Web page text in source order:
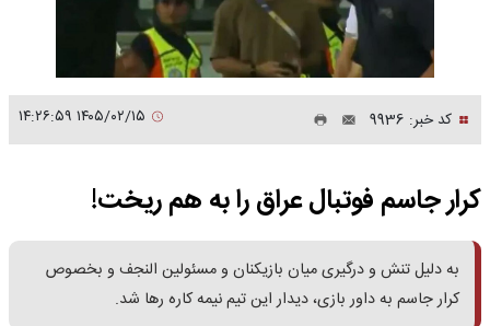
کد خبر: 9936
کرار جاسم فوتبال عراق را به هم ریخت!
به دلیل تنش و درگیری میان بازیکنان و مسئولین النجف و بخصوص
کرار جاسم به داور بازی، دیدار این تیم نیمه کاره رها شد.